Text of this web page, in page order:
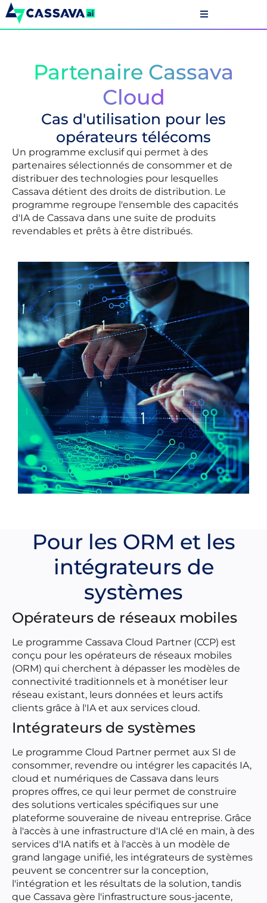
Partenaire Cassava
Cloud
Cas d'utilisation pour les
opérateurs télécoms
Un programme exclusif qui permet à des
partenaires sélectionnés de consommer et de
distribuer des technologies pour lesquelles
Cassava détient des droits de distribution. Le
programme regroupe l'ensemble des capacités
d'IA de Cassava dans une suite de produits
revendables et prêts à être distribués.
Pour les ORM et les
intégrateurs de
systèmes
Opérateurs de réseaux mobiles
Le programme Cassava Cloud Partner (CCP) est
conçu pour les opérateurs de réseaux mobiles
(ORM) qui cherchent à dépasser les modèles de
connectivité traditionnels et à monétiser leur
réseau existant, leurs données et leurs actifs
clients grâce à l'IA et aux services cloud.
Intégrateurs de systèmes
Le programme Cloud Partner permet aux SI de
consommer, revendre ou intégrer les capacités IA,
cloud et numériques de Cassava dans leurs
propres offres, ce qui leur permet de construire
des solutions verticales spécifiques sur une
plateforme souveraine de niveau entreprise. Grâce
à l'accès à une infrastructure d'IA clé en main, à des
services d'IA natifs et à l'accès à un modèle de
grand langage unifié, les intégrateurs de systèmes
peuvent se concentrer sur la conception,
l'intégration et les résultats de la solution, tandis
que Cassava gère l'infrastructure sous-jacente,